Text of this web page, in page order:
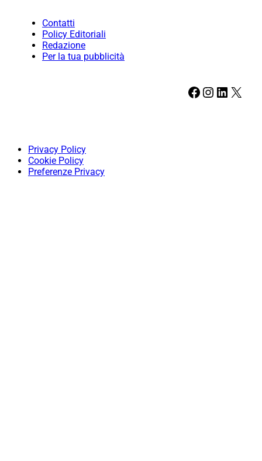
Contatti
Policy Editoriali
Redazione
Per la tua pubblicità
Facebook Instagram LinkedIn X
Privacy Policy
Cookie Policy
Preferenze Privacy